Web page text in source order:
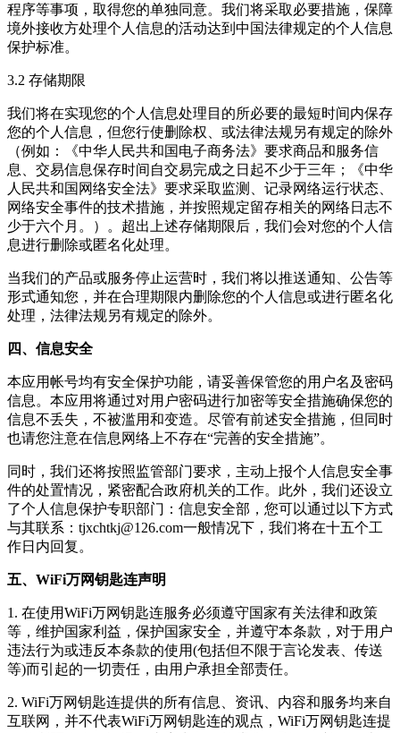
程序等事项，取得您的单独同意。我们将采取必要措施，保障
境外接收方处理个人信息的活动达到中国法律规定的个人信息
保护标准。
3.2 存储期限
我们将在实现您的个人信息处理目的所必要的最短时间内保存
您的个人信息，但您行使删除权、或法律法规另有规定的除外
（例如：《中华人民共和国电子商务法》要求商品和服务信
息、交易信息保存时间自交易完成之日起不少于三年；《中华
人民共和国网络安全法》要求采取监测、记录网络运行状态、
网络安全事件的技术措施，并按照规定留存相关的网络日志不
少于六个月。）。超出上述存储期限后，我们会对您的个人信
息进行删除或匿名化处理。
当我们的产品或服务停止运营时，我们将以推送通知、公告等
形式通知您，并在合理期限内删除您的个人信息或进行匿名化
处理，法律法规另有规定的除外。
四、信息安全
本应用帐号均有安全保护功能，请妥善保管您的用户名及密码
信息。本应用将通过对用户密码进行加密等安全措施确保您的
信息不丢失，不被滥用和变造。尽管有前述安全措施，但同时
也请您注意在信息网络上不存在“完善的安全措施”。
同时，我们还将按照监管部门要求，主动上报个人信息安全事
件的处置情况，紧密配合政府机关的工作。此外，我们还设立
了个人信息保护专职部门：信息安全部，您可以通过以下方式
与其联系： tjxchtkj@126.com一般情况下，我们将在十五个工
作日内回复。
五、WiFi万网钥匙连声明
1. 在使用WiFi万网钥匙连服务必须遵守国家有关法律和政策
等，维护国家利益，保护国家安全，并遵守本条款，对于用户
违法行为或违反本条款的使用(包括但不限于言论发表、传送
等)而引起的一切责任，由用户承担全部责任。
2. WiFi万网钥匙连提供的所有信息、资讯、内容和服务均来自
互联网，并不代表WiFi万网钥匙连的观点， WiFi万网钥匙连提